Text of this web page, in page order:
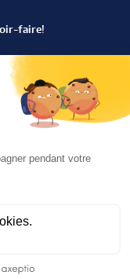
faire!